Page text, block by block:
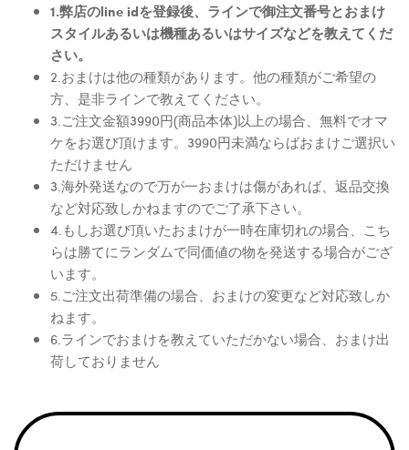
1.弊店のline idを登録後、ラインで御注文番号とおまけ
スタイルあるいは機種あるいはサイズなどを教えてくだ
さい。
2.おまけは他の種類があります。他の種類がご希望の
方、是非ラインで教えてください。
3.ご注文金額3990円(商品本体)以上の場合、無料でオマ
ケをお選び頂けます。3990円未満ならばおまけご選択い
ただけません
3.海外発送なので万が一おまけは傷があれば、返品交換
など対応致しかねますのでご了承下さい。
4.もしお選び頂いたおまけが一時在庫切れの場合、こち
らは勝てにランダムで同価値の物を発送する場合がござ
います。
5.ご注文出荷準備の場合、おまけの変更など対応致しか
ねます。
6.ラインでおまけを教えていただかない場合、おまけ出
荷しておりません